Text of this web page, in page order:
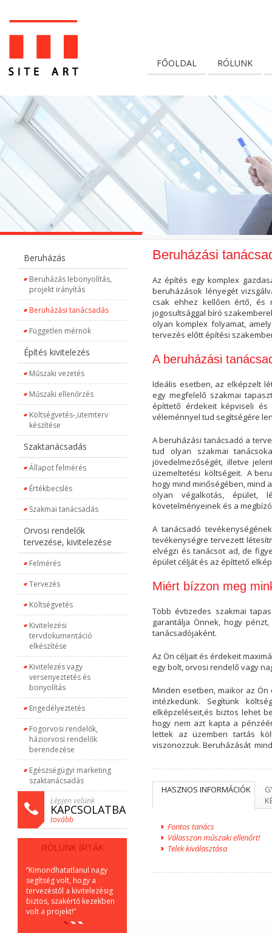
FŐOLDAL RÓLUNK
Beruházás
Beruházás lebonyolítás,
projekt irányítás
Beruházási tanácsadás
Független mérnök
Építés kivitelezés
Műszaki vezetés
Műszaki ellenőrzés
Költségvetés-,ütemterv
készítése
Szaktanácsadás
Állapot felmérés
Értékbecslés
Szakmai tanácsadás
Orvosi rendelők
tervezése, kivitelezése
Felmérés
Tervezés
Költségvetés
Kivitelezési
tervdokumentáció
elkészítése
Kivitelezés vagy
versenyeztetés és
bonyolítás
Engedélyeztetés
Fogorvosi rendelők,
háziorvosi rendelők
berendezése
Egészségügyi marketing
szaktanácsadás
Lépjen velünk
KAPCSOLATBA
tovább
RÓLUNK ÍRTÁK
“Kimondhatatlanul nagy
segítség volt, hogy a
tervezéstől a kivitelezésig
biztos, szakértő kezekben
volt a projekt!”
HH, projektvezető, Budapest
“Köszönöm a gondos,
“Végre
Beruházási
Az építés egy komplex
beruházások lényegét
csak ehhez kellően értő, és
jogosultsággal bíró
olyan komplex folyamat,
tervezés előtt építési
A beruházási
Ideális esetben, az elképzelt
egy megfelelő szakmai
építtető érdekeit képviseli
véleménnyel tud segítségére
A beruházási tanácsadó a
tud olyan szakmai
jövedelmezőségét, illetve
üzemeltetési költségeit. A
hogy mind minőségében, mind
olyan végalkotás, épület,
követelményeinek és a
A tanácsadó
tevékenységre tervezett
elvégzi és tanácsot ad, de
épület célját és az építtető
Miért bízzon meg
Több évtizedes szakmai
garantálja Önnek, hogy
tanácsadójaként.
Az Ön céljait és érdekeit
egy bolt, orvosi rendelő vagy
Minden esetben, maikor az
intézkedünk. Segítünk
elképzeléseit,és biztos lehet
hogy nem azt kapta a
lettek az üzemben tartás
viszonozzuk. Beruházását
HASZNOS INFORMÁCIÓK
Fontos tanács
Válasszon műszaki ellenőrt!
Telek kiválasztása